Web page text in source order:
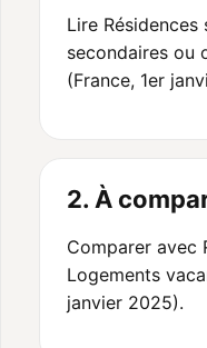
Lire
secondaires ou
(France, 1er
2. À
Comparer avec
Logements
janvier 2025).